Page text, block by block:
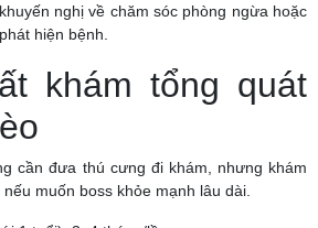
nghị về chăm sóc phòng ngừa hoặc
hiện bệnh.
khám tổng quát
cần đưa thú cưng đi khám, nhưng khám
muốn boss khỏe mạnh lâu dài.